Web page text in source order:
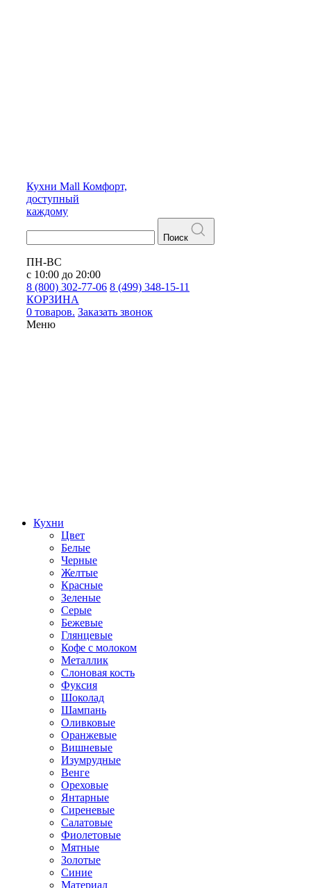
Кухни Mall Комфорт,
доступный
каждому
Поиск
ПН-ВС
с 10:00 до 20:00
8 (800) 302-77-06 8 (499) 348-15-11
КОРЗИНА
0 товаров. Заказать звонок
Меню
Кухни
Цвет
Белые
Черные
Желтые
Красные
Зеленые
Серые
Бежевые
Глянцевые
Кофе с молоком
Металлик
Слоновая кость
Фуксия
Шоколад
Шампань
Оливковые
Оранжевые
Вишневые
Изумрудные
Венге
Ореховые
Янтарные
Сиреневые
Салатовые
Фиолетовые
Мятные
Золотые
Синие
Материал